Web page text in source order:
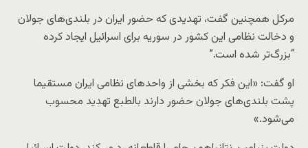
مرکل همچنین گفت، تهدیدی که حضور ایران در بلندی‌های جولان
و دخالت نظامی این کشور در سوریه برای اسرائیل ایجاد کرده
“بزرگ‌تر شده است.”
او گفت: «این فکر که بخشی از واحدهای نظامی ایران مستقیما
پشت بلندی‌های جولان حضور دارند بالطبع تهدید محسوب
می‌شود.»